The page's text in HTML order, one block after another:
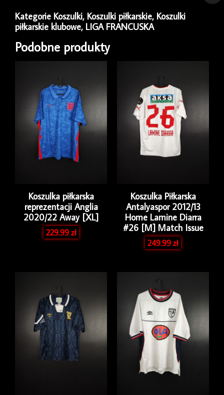
Kategorie Koszulki, Koszulki piłkarskie, Koszulki
piłkarskie klubowe, LIGA FRANCUSKA
Podobne produkty
Koszulka piłkarska
reprezentacji Anglia
2020/22 Away [XL]
229.99zł
Koszulka Piłkarska
Antalyaspor 2012/13
Home Lamine Diarra
#26 [M] Match Issue
249.99zł